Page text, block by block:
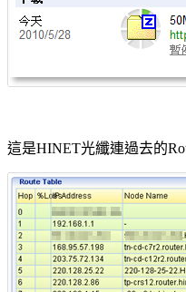
這是HINET光纖連過去的